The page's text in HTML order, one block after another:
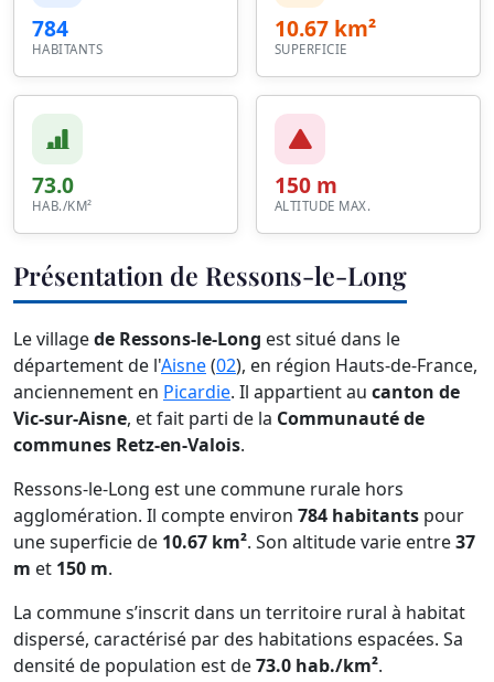
784
HABITANTS
10.67 km²
SUPERFICIE
73.0
HAB./KM²
150 m
ALTITUDE MAX.
Présentation de Ressons-le-Long
Le villagede Ressons-le-Long est situé dans le
département de l'Aisne(02), en région Hauts-de-France,
anciennement en Picardie. Il appartient au canton de
Vic-sur-Aisne, et fait parti de la Communauté de
communes Retz-en-Valois.
Ressons-le-Long est une commune rurale hors
agglomération. Il compte environ 784 habitants pour
une superficie de 10.67 km². Son altitude varie entre37
m et 150 m.
La commune s’inscrit dans un territoire rural à habitat
dispersé, caractérisé par des habitations espacées. Sa
densité de population est de73.0 hab./km².